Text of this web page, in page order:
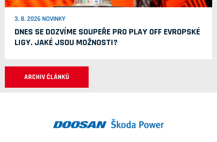
3. 8. 2026 NOVINKY
DNES SE DOZVÍME SOUPEŘE PRO PLAY OFF EVROPSKÉ
LIGY. JAKÉ JSOU MOŽNOSTI?
ARCHIV ČLÁNKŮ